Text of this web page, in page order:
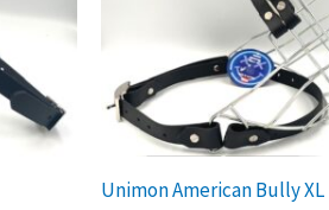
Unimon American Bully XL